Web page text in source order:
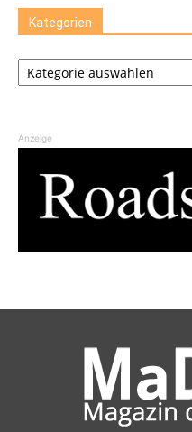
Kategorien
Kategorien
Anzeige